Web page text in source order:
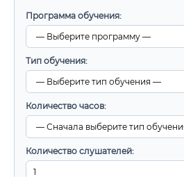
Программа обучения:
Тип обучения:
Количество часов:
Количество слушателей: